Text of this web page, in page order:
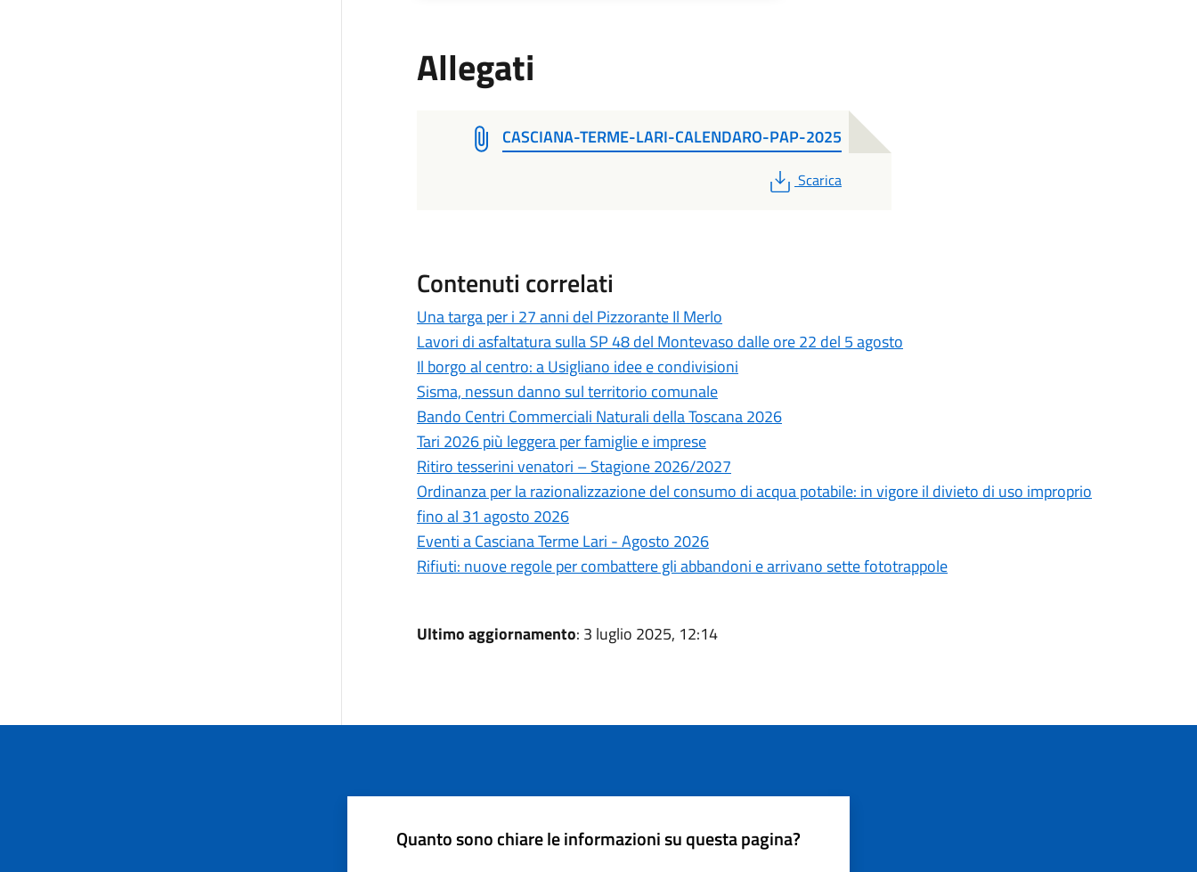
Allegati
CASCIANA-TERME-LARI-CALENDARO-PAP-2025
PDF
Scarica
Contenuti correlati
Una targa per i 27 anni del Pizzorante Il Merlo
Lavori di asfaltatura sulla SP 48 del Montevaso dalle ore 22 del 5 agosto
Il borgo al centro: a Usigliano idee e condivisioni
Sisma, nessun danno sul territorio comunale
Bando Centri Commerciali Naturali della Toscana 2026
Tari 2026 più leggera per famiglie e imprese
Ritiro tesserini venatori – Stagione 2026/2027
Ordinanza per la razionalizzazione del consumo di acqua potabile: in vigore il divieto di uso improprio
fino al 31 agosto 2026
Eventi a Casciana Terme Lari - Agosto 2026
Rifiuti: nuove regole per combattere gli abbandoni e arrivano sette fototrappole
Ultimo aggiornamento: 3 luglio 2025, 12:14
Quanto sono chiare le informazioni su questa pagina?